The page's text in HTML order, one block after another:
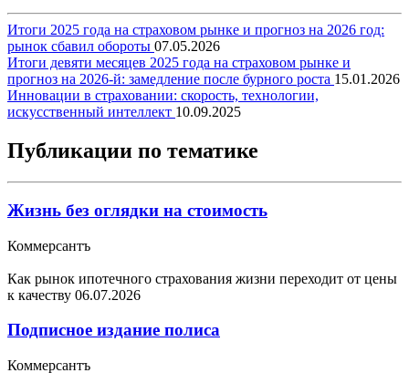
Итоги 2025 года на страховом рынке и прогноз на 2026 год:
рынок сбавил обороты 07.05.2026
Итоги девяти месяцев 2025 года на страховом рынке и
прогноз на 2026-й: замедление после бурного роста 15.01.2026
Инновации в страховании: скорость, технологии,
искусственный интеллект 10.09.2025
Публикации по тематике
Жизнь без оглядки на стоимость
Коммерсантъ
Как рынок ипотечного страхования жизни переходит от цены
к качеству 06.07.2026
Подписное издание полиса
Коммерсантъ